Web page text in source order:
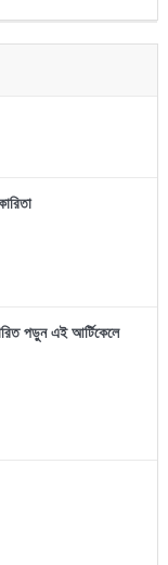
পড়ুন এই আর্টিকেলে